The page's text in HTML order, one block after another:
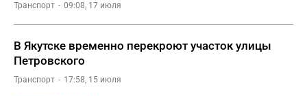
Транспорт 09:08, 17 июля
В Якутске временно перекроют участок улицы
Петровского
Транспорт 17:58, 15 июля